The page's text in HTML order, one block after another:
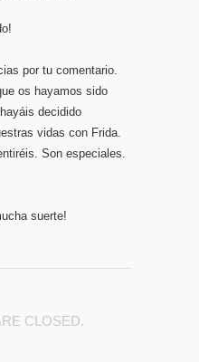
por tu comentario.
os hayamos sido
decidido
vidas con Frida.
Son especiales.
suerte!
CLOSED.